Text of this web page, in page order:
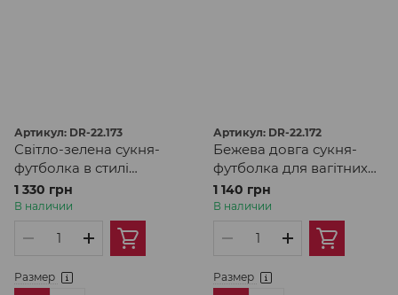
Артикул: DR-22.173
Світло-зелена сукня-
футболка в стилі
oversize для вагітних та
годуючих
1 330 грн
В наличии
Размер
Артикул: DR-22.172
Бежева довга сукня-
футболка для вагітних
та годуючих
1 140 грн
В наличии
Размер